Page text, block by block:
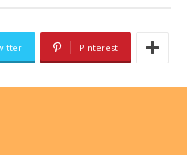
Pinterest